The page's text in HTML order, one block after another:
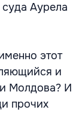
Аурела
этот
и
Молдова? И
прочих